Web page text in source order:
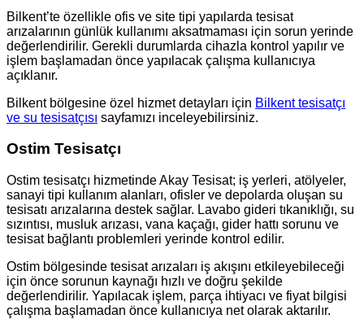
Bilkent’te özellikle ofis ve site tipi yapılarda tesisat
arızalarının günlük kullanımı aksatmaması için sorun yerinde
değerlendirilir. Gerekli durumlarda cihazla kontrol yapılır ve
işlem başlamadan önce yapılacak çalışma kullanıcıya
açıklanır.
Bilkent bölgesine özel hizmet detayları için Bilkent tesisatçı
ve su tesisatçısı sayfamızı inceleyebilirsiniz.
Ostim Tesisatçı
Ostim tesisatçı hizmetinde Akay Tesisat; iş yerleri, atölyeler,
sanayi tipi kullanım alanları, ofisler ve depolarda oluşan su
tesisatı arızalarına destek sağlar. Lavabo gideri tıkanıklığı, su
sızıntısı, musluk arızası, vana kaçağı, gider hattı sorunu ve
tesisat bağlantı problemleri yerinde kontrol edilir.
Ostim bölgesinde tesisat arızaları iş akışını etkileyebileceği
için önce sorunun kaynağı hızlı ve doğru şekilde
değerlendirilir. Yapılacak işlem, parça ihtiyacı ve fiyat bilgisi
çalışma başlamadan önce kullanıcıya net olarak aktarılır.